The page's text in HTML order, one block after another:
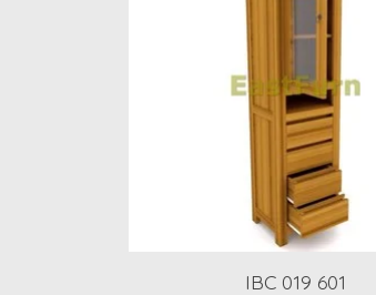
IBC 019 601